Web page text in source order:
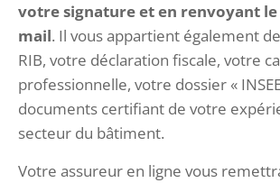
votre signature et en renvoyant
mail. Il vous appartient également
RIB, votre déclaration fiscale, votre
professionnelle, votre dossier «
documents certifiant de votre
secteur du bâtiment.
Votre assureur en ligne vous